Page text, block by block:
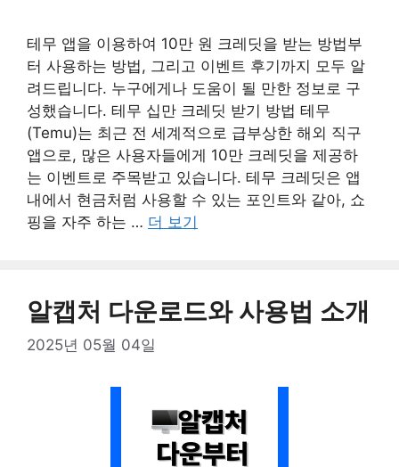
테무 앱을 이용하여 10만 원 크레딧을 받는 방법부
터 사용하는 방법, 그리고 이벤트 후기까지 모두 알
려드립니다. 누구에게나 도움이 될 만한 정보로 구
성했습니다. 테무 십만 크레딧 받기 방법 테무
(Temu)는 최근 전 세계적으로 급부상한 해외 직구
앱으로, 많은 사용자들에게 10만 크레딧을 제공하
는 이벤트로 주목받고 있습니다. 테무 크레딧은 앱
내에서 현금처럼 사용할 수 있는 포인트와 같아, 쇼
핑을 자주 하는 … 더 보기
알캡처 다운로드와 사용법 소개
2025년 05월 04일